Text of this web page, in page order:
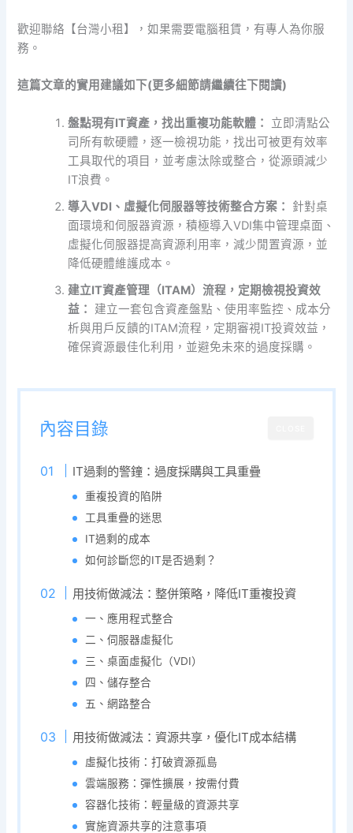
歡迎聯絡【台灣小租】，如果需要電腦租賃，有專人為你服
務。
這篇文章的實用建議如下(更多細節請繼續往下閱讀)
盤點現有IT資產，找出重複功能軟體：
立即清點公
司所有軟硬體，逐一檢視功能，找出可被更有效率
工具取代的項目，並考慮汰除或整合，從源頭減少
IT浪費。
導入VDI、虛擬化伺服器等技術整合方案：
針對桌
面環境和伺服器資源，積極導入VDI集中管理桌面、
虛擬化伺服器提高資源利用率，減少閒置資源，並
降低硬體維護成本。
建立IT資產管理（ITAM）流程，定期檢視投資效
益：
建立一套包含資產盤點、使用率監控、成本分
析與用戶反饋的ITAM流程，定期審視IT投資效益，
確保資源最佳化利用，並避免未來的過度採購。
內容目錄
IT過剩的警鐘：過度採購與工具重疊
重複投資的陷阱
工具重疊的迷思
IT過剩的成本
如何診斷您的IT是否過剩？
用技術做減法：整併策略，降低IT重複投資
一、應用程式整合
二、伺服器虛擬化
三、桌面虛擬化（VDI）
四、儲存整合
五、網路整合
用技術做減法：資源共享，優化IT成本結構
虛擬化技術：打破資源孤島
雲端服務：彈性擴展，按需付費
容器化技術：輕量級的資源共享
實施資源共享的注意事項